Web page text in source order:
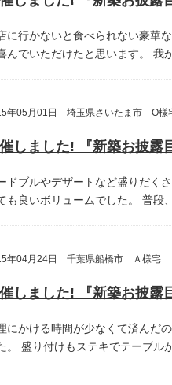
に行かないと食べられない豪華
んでいただけたと思います。
我
年05月01日 埼玉県さいたま市 O様
ドブルやデザートなど盛りだく
も良いボリュームでした。
普段
年04月24日 千葉県船橋市 Ａ様宅
にかける時間が少なくて済んだ
。
盛り付けもステキでテーブル